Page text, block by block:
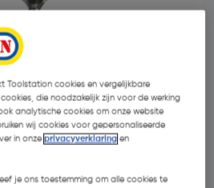
Toolstation cookies en vergelijkbare
die noodzakelijk zijn voor de werking
analytische cookies om onze website
wij cookies voor gepersonaliseerde
in onzeprivacyverklaring en
je ons toestemming om alle cookies te